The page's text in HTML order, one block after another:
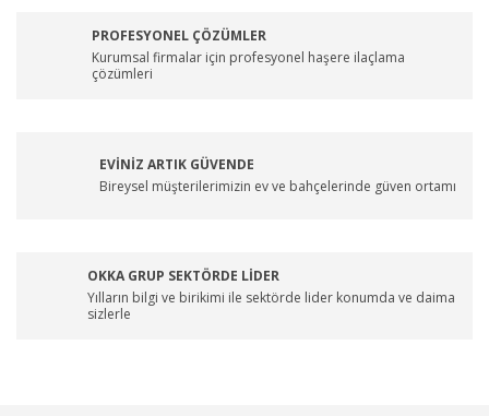
PROFESYONEL ÇÖZÜMLER
Kurumsal firmalar için profesyonel haşere ilaçlama
çözümleri
EVİNİZ ARTIK GÜVENDE
Bireysel müşterilerimizin ev ve bahçelerinde güven ortamı
OKKA GRUP SEKTÖRDE LİDER
Yılların bilgi ve birikimi ile sektörde lider konumda ve daima
sizlerle